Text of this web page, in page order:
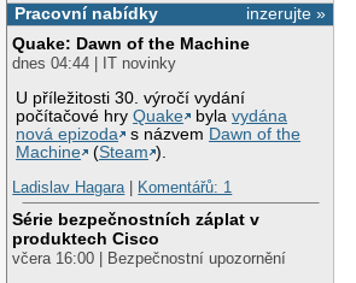
inzerujte »
Pracovní nabídky
Quake: Dawn of the Machine
dnes 04:44 | IT novinky
U příležitosti 30. výročí vydání
počítačové hryQuake bylavydána
nová epizoda
s názvem Dawn of the
Machine
(Steam ).
Ladislav Hagara| Komentářů: 1
Série bezpečnostních záplat v
produktech Cisco
včera 16:00 | Bezpečnostní upozornění